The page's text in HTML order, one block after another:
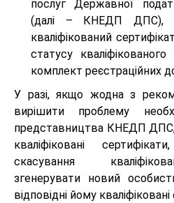
послуг Державної
(далі – КНЕДП ДПС),
кваліфікований
статусу
комплект реєстраційних
У разі, якщо жодна з
вирішити проблему
представництва КНЕДП ДПС,
кваліфіковані
скасування
згенерувати новий
відповідні йому